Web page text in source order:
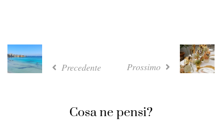
Precedente Prossimo
Cosa ne pensi?